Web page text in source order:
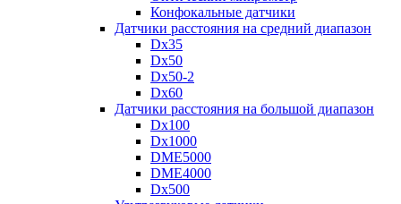
Конфокальные датчики
Датчики расстояния на средний диапазон
Dx35
Dx50
Dx50-2
Dx60
Датчики расстояния на большой диапазон
Dx100
Dx1000
DME5000
DME4000
Dx500